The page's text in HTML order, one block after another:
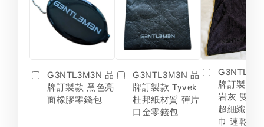
G3NTL3M3N 品
牌訂製款 黑色亮
面橡膠零錢包
G3NTL3M3N 品
牌訂製款 Tyvek
杜邦紙材質 彈片
口金零錢包
牌訂製款
岩灰 雙色
超細纖維
巾 速乾 吸